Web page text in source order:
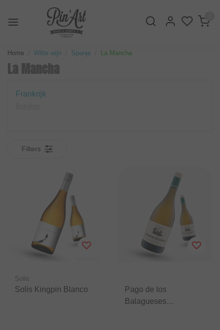
Home Witte wijn Spanje La Mancha
La Mancha
Frankrijk
Filters
Solis
Solis Kingpin Blanco
Pago de los
Balagueses